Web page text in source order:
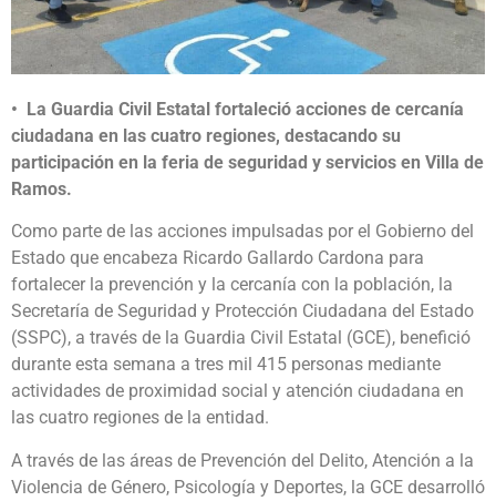
•⁠ ⁠La Guardia Civil Estatal fortaleció acciones de cercanía
ciudadana en las cuatro regiones, destacando su
participación en la feria de seguridad y servicios en Villa de
Ramos.
Como parte de las acciones impulsadas por el Gobierno del
Estado que encabeza Ricardo Gallardo Cardona para
fortalecer la prevención y la cercanía con la población, la
Secretaría de Seguridad y Protección Ciudadana del Estado
(SSPC), a través de la Guardia Civil Estatal (GCE), benefició
durante esta semana a tres mil 415 personas mediante
actividades de proximidad social y atención ciudadana en
las cuatro regiones de la entidad.
A través de las áreas de Prevención del Delito, Atención a la
Violencia de Género, Psicología y Deportes, la GCE desarrolló